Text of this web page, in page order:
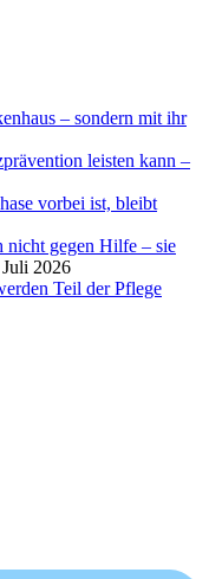
– sondern mit ihr
leisten kann –
vorbei ist, bleibt
nicht gegen Hilfe – sie
Juli 2026
Teil der Pflege